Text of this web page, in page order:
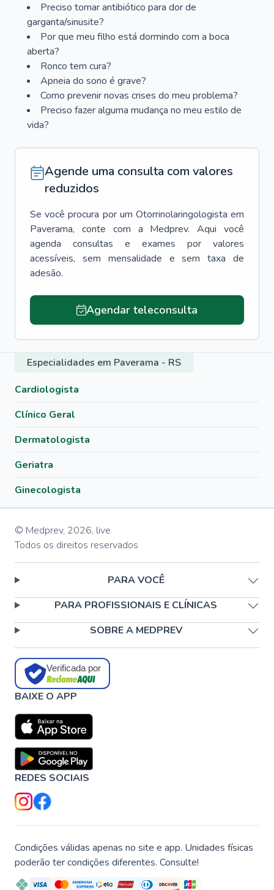
Preciso tomar antibiótico para dor de
garganta/sinusite?
Por que meu filho está dormindo com a boca
aberta?
Ronco tem cura?
Apneia do sono é grave?
Como prevenir novas crises do meu problema?
Preciso fazer alguma mudança no meu estilo de
vida?
Agende uma consulta com valores
reduzidos
Se você procura por um Otorrinolaringologista em
Paverama, conte com a Medprev. Aqui você
agenda consultas e exames por valores
acessíveis, sem mensalidade e sem taxa de
adesão.
Agendar teleconsulta
Especialidades em Paverama - RS
Cardiologista
Clínico Geral
Dermatologista
Geriatra
Ginecologista
© Medprev, 2026, live
Todos os direitos reservados
PARA VOCÊ
PARA PROFISSIONAIS E CLÍNICAS
SOBRE A MEDPREV
Verificada por
BAIXE O APP
REDES SOCIAIS
Condições válidas apenas no site e app. Unidades físicas
poderão ter condições diferentes. Consulte!